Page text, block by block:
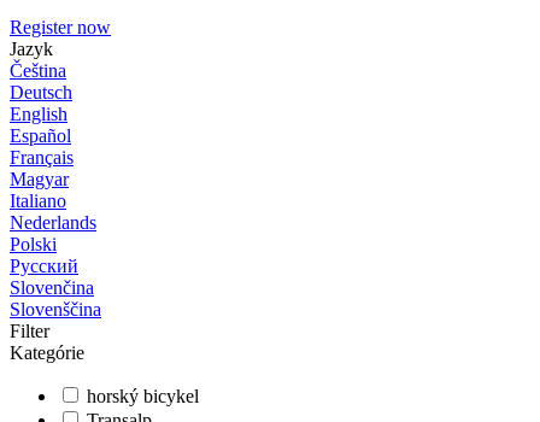
Register now
Jazyk
Čeština
Deutsch
English
Español
Français
Magyar
Italiano
Nederlands
Polski
Русский
Slovenčina
Slovenščina
Filter
Kategórie
horský bicykel